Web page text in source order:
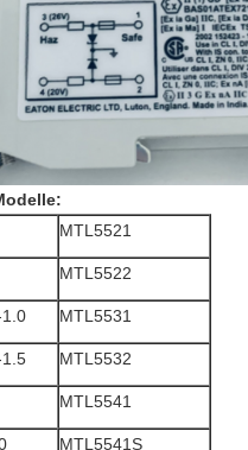
MTL5521
MTL5522
MTL5531
MTL5532
MTL5541
MTL5541S